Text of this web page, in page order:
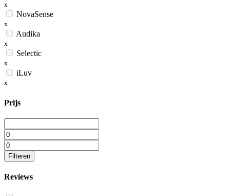
x
NovaSense
x
Audika
x
Selectic
x
iLuv
x
Prijs
Filteren
Reviews